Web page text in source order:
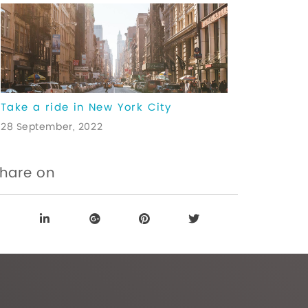
Take a ride in New York City
28 September, 2022
on